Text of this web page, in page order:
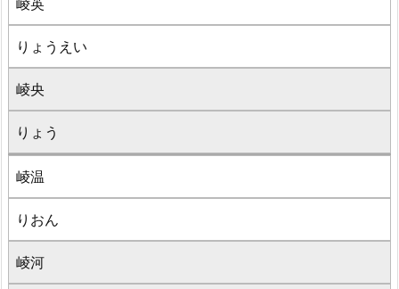
崚英
りょうえい
崚央
りょう
崚温
りおん
崚河